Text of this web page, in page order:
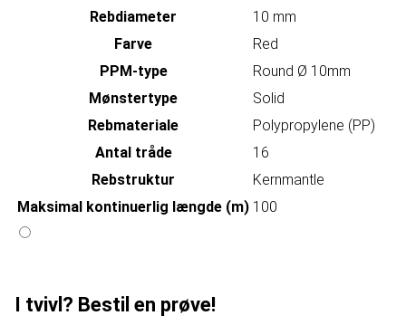
Rebdiameter
10 mm
Farve
Red
PPM-type
Round Ø 10mm
Mønstertype
Solid
Rebmateriale
Polypropylene (PP)
Antal tråde
16
Rebstruktur
Kernmantle
Maksimal kontinuerlig længde (m) 100
I tvivl? Bestil en prøve!